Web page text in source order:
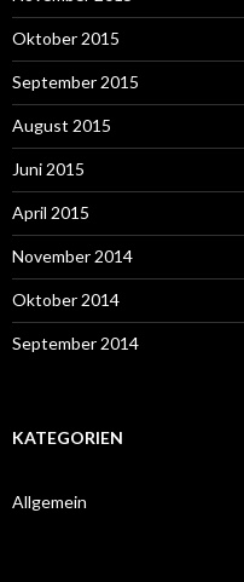
Oktober 2015
September 2015
August 2015
Juni 2015
April 2015
November 2014
Oktober 2014
September 2014
KATEGORIEN
Allgemein